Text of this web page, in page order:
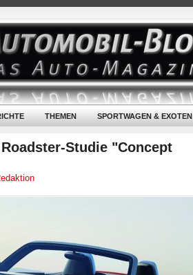
THEMEN SPORTWAGEN & EXOTEN
Studie "Concept